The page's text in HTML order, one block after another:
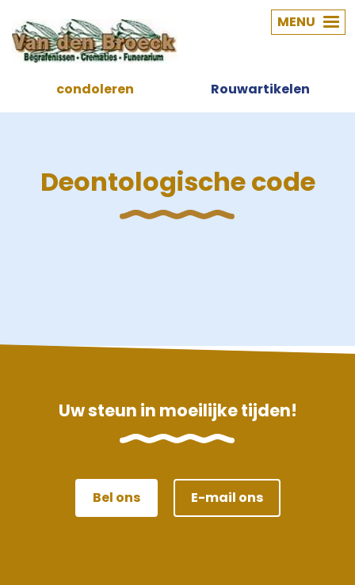
condoleren Rouwartikelen
MENU
Deontologische code
Uw steun in moeilijke tijden!
Bel ons E-mail ons